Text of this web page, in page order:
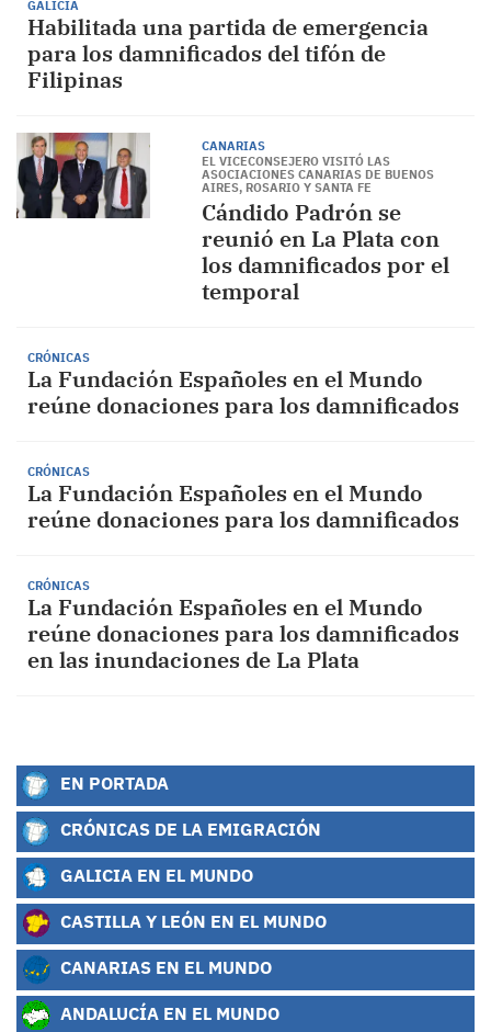
GALICIA
Habilitada una partida de emergencia
para los damnificados del tifón de
Filipinas
CANARIAS
EL VICECONSEJERO VISITÓ LAS
ASOCIACIONES CANARIAS DE BUENOS
AIRES, ROSARIO Y SANTA FE
Cándido Padrón se
reunió en La Plata con
los damnificados por el
temporal
CRÓNICAS
La Fundación Españoles en el Mundo
reúne donaciones para los damnificados
CRÓNICAS
La Fundación Españoles en el Mundo
reúne donaciones para los damnificados
CRÓNICAS
La Fundación Españoles en el Mundo
reúne donaciones para los damnificados
en las inundaciones de La Plata
EN PORTADA
CRÓNICAS DE LA EMIGRACIÓN
GALICIA EN EL MUNDO
CASTILLA Y LEÓN EN EL MUNDO
CANARIAS EN EL MUNDO
ANDALUCÍA EN EL MUNDO